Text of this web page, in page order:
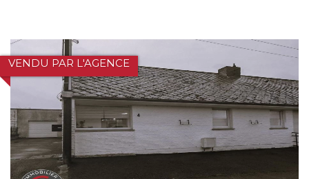
VENDU PAR L'AGENCE